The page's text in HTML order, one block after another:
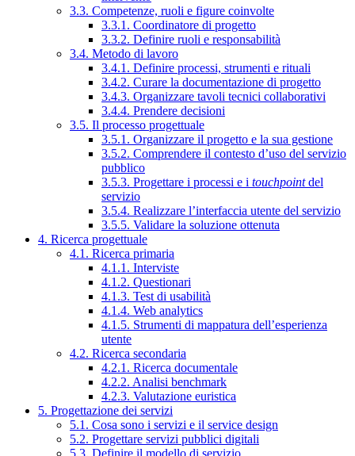
3.3. Competenze, ruoli e figure coinvolte
3.3.1. Coordinatore di progetto
3.3.2. Definire ruoli e responsabilità
3.4. Metodo di lavoro
3.4.1. Definire processi, strumenti e rituali
3.4.2. Curare la documentazione di progetto
3.4.3. Organizzare tavoli tecnici collaborativi
3.4.4. Prendere decisioni
3.5. Il processo progettuale
3.5.1. Organizzare il progetto e la sua gestione
3.5.2. Comprendere il contesto d’uso del servizio
pubblico
3.5.3. Progettare i processi e i touchpointdel
servizio
3.5.4. Realizzare l’interfaccia utente del servizio
3.5.5. Validare la soluzione ottenuta
4. Ricerca progettuale
4.1. Ricerca primaria
4.1.1. Interviste
4.1.2. Questionari
4.1.3. Test di usabilità
4.1.4. Web analytics
4.1.5. Strumenti di mappatura dell’esperienza
utente
4.2. Ricerca secondaria
4.2.1. Ricerca documentale
4.2.2. Analisi benchmark
4.2.3. Valutazione euristica
5. Progettazione dei servizi
5.1. Cosa sono i servizi e il service design
5.2. Progettare servizi pubblici digitali
5.3. Definire il modello di servizio